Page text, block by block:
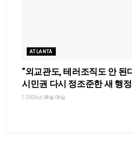
ATLANTA
“외교관도, 테러조직도 안 된
시민권 다시 정조준한 새 행
2026년 08월 06일